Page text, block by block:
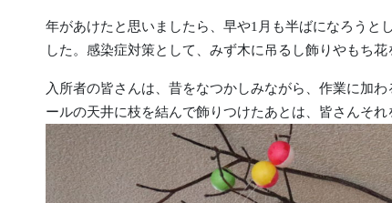
年があけたと思いましたら、早や1月も半ばになろうと
した。感染症対策として、みず木に吊るし飾りやもち
入所者の皆さんは、昔をなつかしみながら、作業に加
ールの天井に枝を結んで飾りつけたあとは、皆さんそ